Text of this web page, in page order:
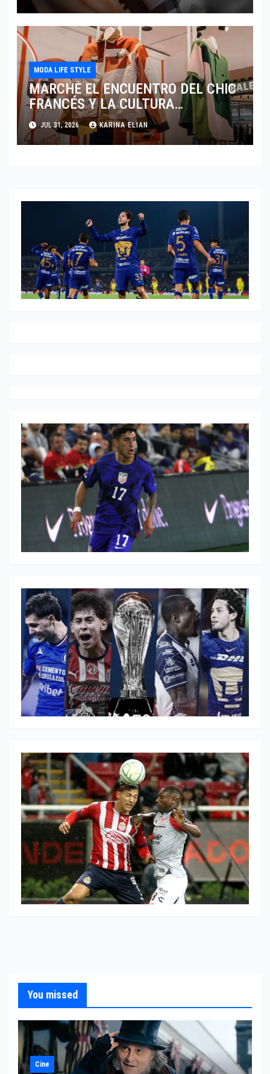
MODA LIFE STYLE
MARCHÉ EL ENCUENTRO DEL CHIC
FRANCÉS Y LA CULTURA
MEXICANA DE LA MANO DE
LACOSTE
JUL 31, 2026 KARINA ELIAN
You missed
Cine